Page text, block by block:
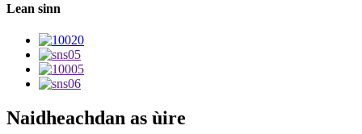
Lean sinn
Naidheachdan as ùire